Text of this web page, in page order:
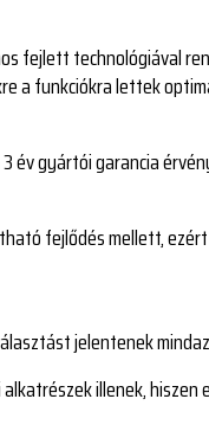
fejlett technológiával
a funkciókra lettek
év gyártói garancia
fejlődés mellett,
jelentenek
illenek,